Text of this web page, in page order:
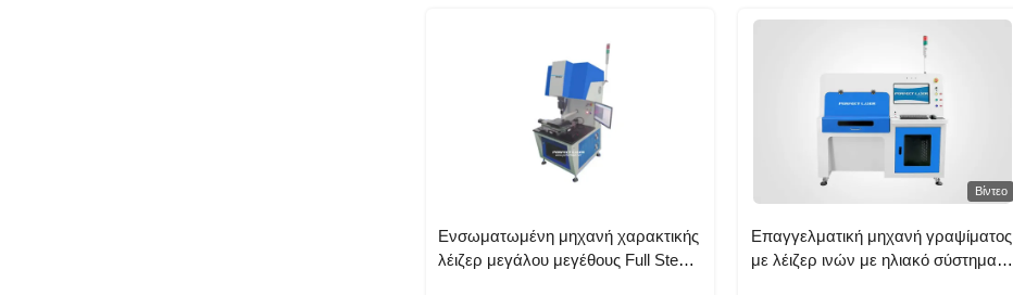
Ενσωματωμένη μηχανή χαρακτικής
λέιζερ μεγάλου μεγέθους Full Steel
Βίντεο
Επαγγελματική μηχανή γραψίματος
με λέιζερ ινών με ηλιακό σύστημα